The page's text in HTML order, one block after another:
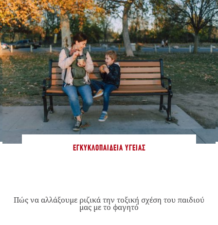
ΕΓΚΥΚΛΟΠΑΊΔΕΙΑ ΥΓΕΊΑΣ
Πώς να αλλάξουμε ριζικά την τοξική σχέση του παιδιού
μας με το φαγητό